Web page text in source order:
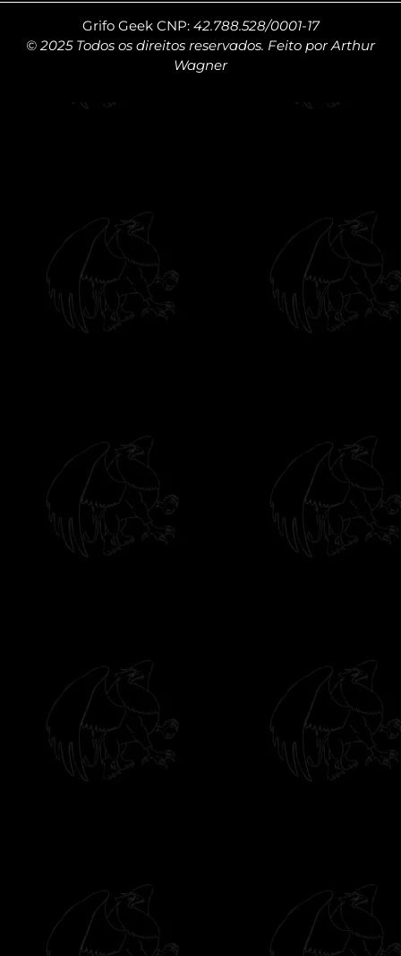
Grifo Geek CNP: 42.788.528/0001-17
© 2025 Todos os direitos reservados. Feito por Arthur
Wagner